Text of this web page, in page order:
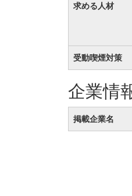
求める人材
受動喫煙対策
企業情
掲載企業名